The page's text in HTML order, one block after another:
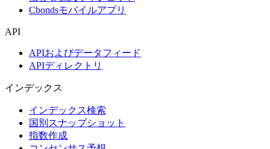
Cbondsモバイルアプリ
API
APIおよびデータフィード
APIディレクトリ
インデックス
インデックス検索
国別スナップショット
指数作成